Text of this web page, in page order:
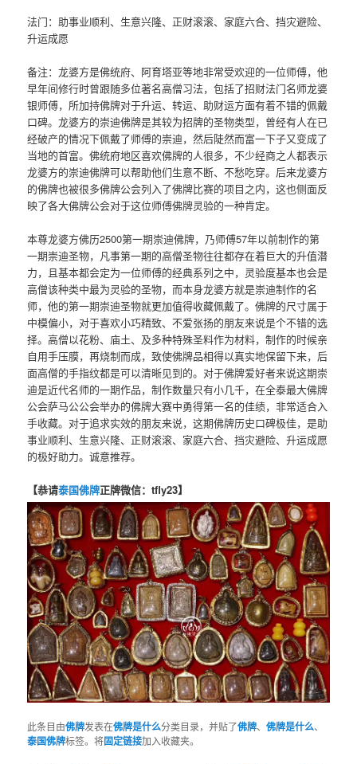
法门：助事业顺利、生意兴隆、正财滚滚、家庭六合、挡灾避险、
升运成愿
备注：龙婆方是佛统府、阿育塔亚等地非常受欢迎的一位师傅，他
早年间修行时曾跟随多位著名高僧习法，包括了招财法门名师龙婆
银师傅，所加持佛牌对于升运、转运、助财运方面有着不错的佩戴
口碑。龙婆方的崇迪佛牌是其较为招牌的圣物类型，曾经有人在已
经破产的情况下佩戴了师傅的崇迪，然后陡然而富一下子又变成了
当地的首富。佛统府地区喜欢佛牌的人很多，不少经商之人都表示
龙婆方的崇迪佛牌可以帮助他们生意不断、不愁吃穿。后来龙婆方
的佛牌也被很多佛牌公会列入了佛牌比赛的项目之内，这也侧面反
映了各大佛牌公会对于这位师傅佛牌灵验的一种肯定。
本尊龙婆方佛历2500第一期崇迪佛牌，乃师傅57年以前制作的第
一期崇迪圣物，凡事第一期的高僧圣物往往都存在着巨大的升值潜
力，且基本都会定为一位师傅的经典系列之中，灵验度基本也会是
高僧该种类中最为灵验的圣物，而本身龙婆方就是崇迪制作的名
师，他的第一期崇迪圣物就更加值得收藏佩戴了。佛牌的尺寸属于
中模偏小，对于喜欢小巧精致、不爱张扬的朋友来说是个不错的选
择。高僧以花粉、庙土、及多种特殊圣料作为材料，制作的时候亲
自用手压膜，再烧制而成，致使佛牌品相得以真实地保留下来，后
面高僧的手指纹都是可以清晰见到的。对于佛牌爱好者来说这期崇
迪是近代名师的一期作品，制作数量只有小几千，在全泰最大佛牌
公会萨马公公会举办的佛牌大赛中勇得第一名的佳绩，非常适合入
手收藏。对于追求实效的朋友来说，这期佛牌历史口碑极佳，是助
事业顺利、生意兴隆、正财滚滚、家庭六合、挡灾避险、升运成愿
的极好助力。诚意推荐。
【恭请泰国佛牌正牌微信：tfly23】
此条目由佛牌发表在佛牌是什么分类目录，并贴了佛牌、佛牌是什么、
泰国佛牌标签。将固定链接加入收藏夹。